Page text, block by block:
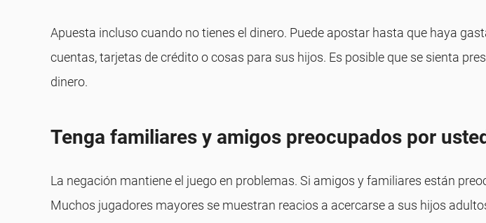
Apuesta incluso cuando no tienes el dinero. Puede apostar hasta que haya
cuentas, tarjetas de crédito o cosas para sus hijos. Es posible que se sienta
dinero.
Tenga familiares y amigos preocupados por usted
La negación mantiene el juego en problemas. Si amigos y familiares están
Muchos jugadores mayores se muestran reacios a acercarse a sus hijos